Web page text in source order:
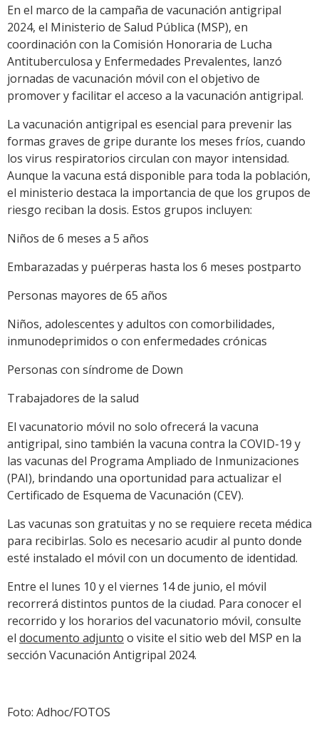
Link
En el marco de la campaña de vacunación antigripal
2024, el Ministerio de Salud Pública (MSP), en
coordinación con la Comisión Honoraria de Lucha
Antituberculosa y Enfermedades Prevalentes, lanzó
jornadas de vacunación móvil con el objetivo de
promover y facilitar el acceso a la vacunación antigripal.
La vacunación antigripal es esencial para prevenir las
formas graves de gripe durante los meses fríos, cuando
los virus respiratorios circulan con mayor intensidad.
Aunque la vacuna está disponible para toda la población,
el ministerio destaca la importancia de que los grupos de
riesgo reciban la dosis. Estos grupos incluyen:
Niños de 6 meses a 5 años
Embarazadas y puérperas hasta los 6 meses postparto
Personas mayores de 65 años
Niños, adolescentes y adultos con comorbilidades,
inmunodeprimidos o con enfermedades crónicas
Personas con síndrome de Down
Trabajadores de la salud
El vacunatorio móvil no solo ofrecerá la vacuna
antigripal, sino también la vacuna contra la COVID-19 y
las vacunas del Programa Ampliado de Inmunizaciones
(PAI), brindando una oportunidad para actualizar el
Certificado de Esquema de Vacunación (CEV).
Las vacunas son gratuitas y no se requiere receta médica
para recibirlas. Solo es necesario acudir al punto donde
esté instalado el móvil con un documento de identidad.
Entre el lunes 10 y el viernes 14 de junio, el móvil
recorrerá distintos puntos de la ciudad. Para conocer el
recorrido y los horarios del vacunatorio móvil, consulte
el documento adjunto o visite el sitio web del MSP en la
sección Vacunación Antigripal 2024.
Foto: Adhoc/FOTOS